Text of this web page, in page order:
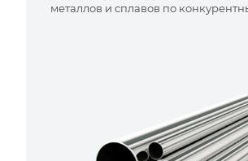
металлов и сплавов по